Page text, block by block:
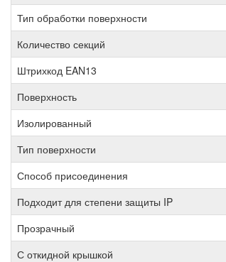
Тип обработки поверхности
Количество секций
Штрихкод EAN13
Поверхность
Изолированный
Тип поверхности
Способ присоединения
Подходит для степени защиты IP
Прозрачный
С откидной крышкой